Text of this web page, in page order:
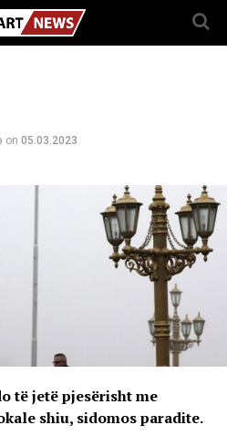
on 05.03.2023
të jetë pjesërisht me
shiu, sidomos paradite.